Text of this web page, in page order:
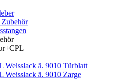
Weisslack ä. 9010 Türblatt
Weisslack ä. 9010 Zarge